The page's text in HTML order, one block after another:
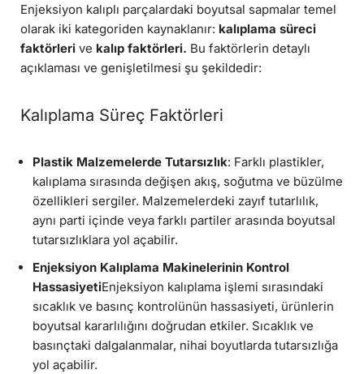
Enjeksiyon kalıplı parçalardaki boyutsal sapmalar temel
olarak iki kategoriden kaynaklanır: kalıplama süreci
faktörleri ve kalıp faktörleri. Bu faktörlerin detaylı
açıklaması ve genişletilmesi şu şekildedir:
Kalıplama Süreç Faktörleri
Plastik Malzemelerde Tutarsızlık: Farklı plastikler,
kalıplama sırasında değişen akış, soğutma ve büzülme
özellikleri sergiler. Malzemelerdeki zayıf tutarlılık,
aynı parti içinde veya farklı partiler arasında boyutsal
tutarsızlıklara yol açabilir.
Enjeksiyon Kalıplama Makinelerinin Kontrol
HassasiyetiEnjeksiyon kalıplama işlemi sırasındaki
sıcaklık ve basınç kontrolünün hassasiyeti, ürünlerin
boyutsal kararlılığını doğrudan etkiler. Sıcaklık ve
basınçtaki dalgalanmalar, nihai boyutlarda tutarsızlığa
yol açabilir.